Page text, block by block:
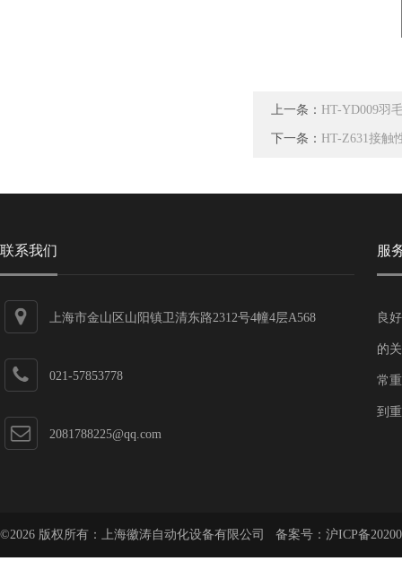
上一条： HT-YD009羽
下一条： HT-Z631接触
联系我们
上海市金山区山阳镇卫清东路2312号4幢4层A568
021-57853778
2081788225@qq.com
服
良
的
常
到
©2026 版权所有：上海徽涛自动化设备有限公司 备案号： 沪ICP备